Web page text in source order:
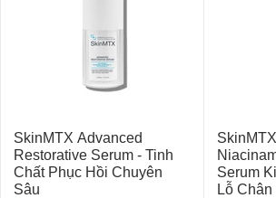
SkinMTX Advanced
Restorative Serum - Tinh
Chất Phục Hồi Chuyên
Sâu
Serum
Lỗ Chân